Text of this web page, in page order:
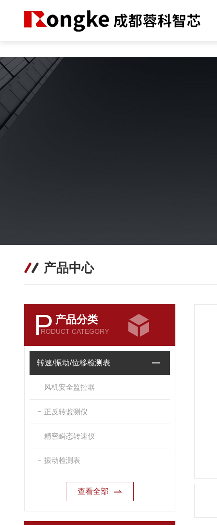
产品中心
P 产品分类
RODUCT CATEGORY
转速/振动/位移检测表
风机安全监控器
正反转监测仪
精密瞬态转速仪
振动检测表
查看全部